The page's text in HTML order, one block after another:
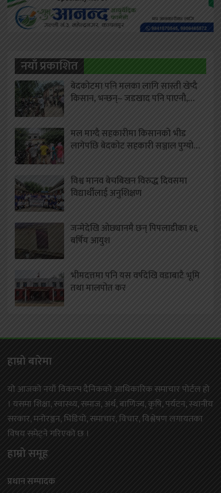
नयाँ प्रकाशित
बेदकोटमा पनि मलका लागि सास्ती खेप्दै
किसान, भन्छन्– जडखाद पनि पाएनौ,…
मल माग्दै सहकारीमा किसानको भीड
लागेपछि बेदकोट सहकारी सञ्जाल पुग्यो…
विश्व मानव बेचबिखन विरुद्ध दिवसमा
विद्यार्थीलाई अनुशिक्षण
जन्मेदेखि ओछ्यानमै छन् पिपलाडीका १६
बर्षिय आयुश
भीमदत्तमा पनि यस वर्षदेखि वडाबाटै भूमि
तथा मालपोत कर
हाम्राे बारेमा
यो आजको नयाँ विकल्प दैनिकको आधिकारिक समाचार पोर्टल हो
। यसमा शिक्षा, स्वास्थ्य, समाज, अर्थ, बाणिज्य, कृषि, पर्यटन, स्थानीय
सरकार, मनोरञ्जन, भिडियो, समाचार, विचार, विश्लेषण लगायतका
विषय समेट्ने गरिएको छ ।
हाम्राे समूह
प्रधान सम्पादक